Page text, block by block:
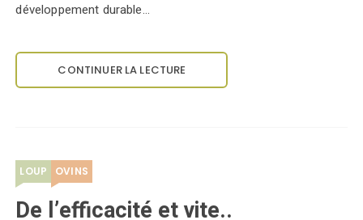
développement durable…
CONTINUER LA LECTURE
LOUP OVINS
De l’efficacité et vite..